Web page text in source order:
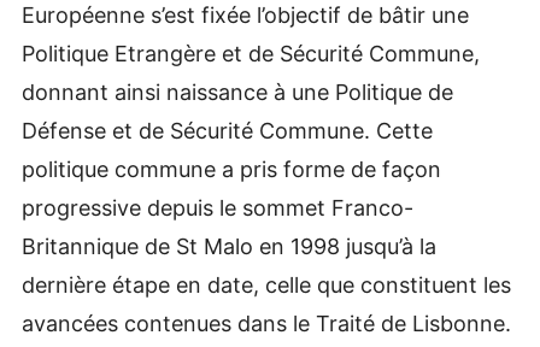
Européenne s’est fixée l’objectif de bâtir une
Politique Etrangère et de Sécurité Commune,
donnant ainsi naissance à une Politique de
Défense et de Sécurité Commune. Cette
politique commune a pris forme de façon
progressive depuis le sommet Franco-
Britannique de St Malo en 1998 jusqu’à la
dernière étape en date, celle que constituent les
avancées contenues dans le Traité de Lisbonne.